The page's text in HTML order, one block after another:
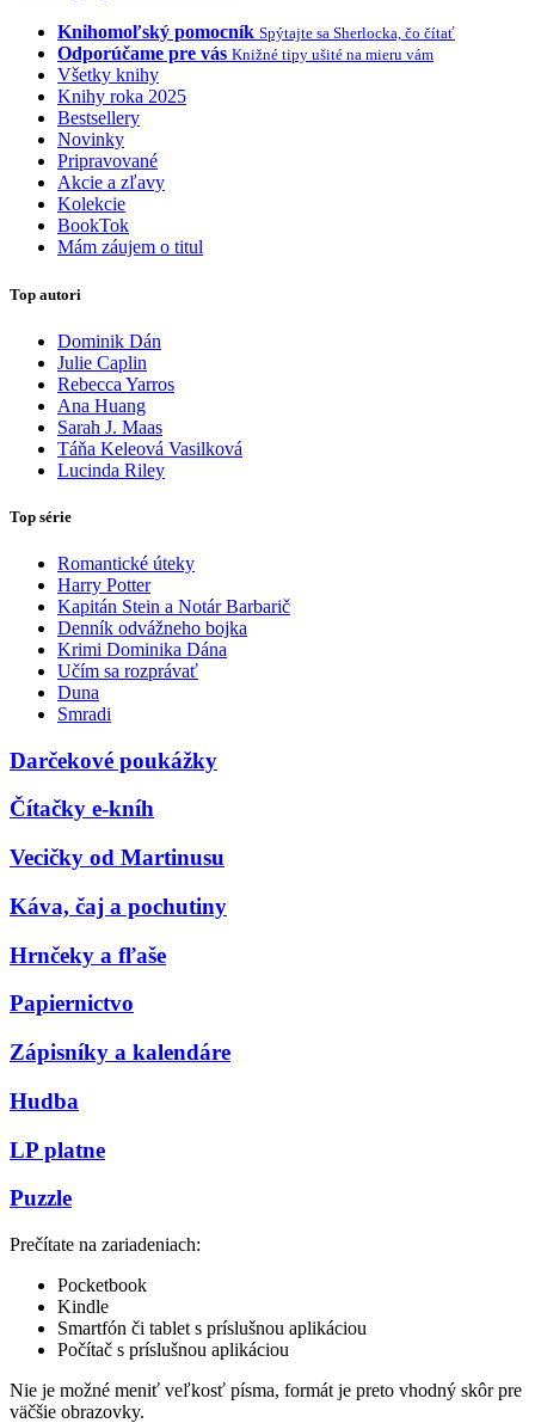
Knihomoľský pomocník Spýtajte sa Sherlocka, čo čítať
Odporúčame pre vás Knižné tipy ušité na mieru vám
Všetky knihy
Knihy roka 2025
Bestsellery
Novinky
Pripravované
Akcie a zľavy
Kolekcie
BookTok
Mám záujem o titul
Top autori
Dominik Dán
Julie Caplin
Rebecca Yarros
Ana Huang
Sarah J. Maas
Táňa Keleová Vasilková
Lucinda Riley
Top série
Romantické úteky
Harry Potter
Kapitán Stein a Notár Barbarič
Denník odvážneho bojka
Krimi Dominika Dána
Učím sa rozprávať
Duna
Smradi
Darčekové poukážky
Čítačky e-kníh
Vecičky od Martinusu
Káva, čaj a pochutiny
Hrnčeky a fľaše
Papiernictvo
Zápisníky a kalendáre
Hudba
LP platne
Puzzle
Prečítate na zariadeniach:
Pocketbook
Kindle
Smartfón či tablet s príslušnou aplikáciou
Počítač s príslušnou aplikáciou
Nie je možné meniť veľkosť písma, formát je preto vhodný skôr pre
väčšie obrazovky.